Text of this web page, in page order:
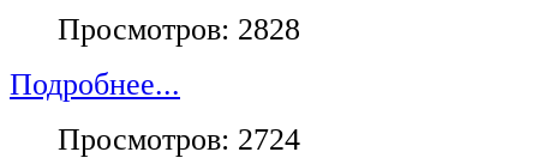
Просмотров: 2828
Подробнее...
Просмотров: 2724